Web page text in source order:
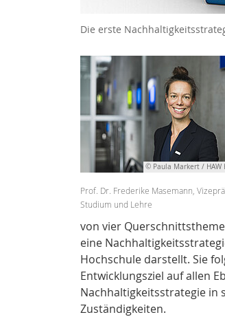
Die erste
© Paula Markert / HAW
Prof. Dr. Frederike Masemann,
Studium und Lehre
von vier
eine
Hochschule darstellt. Sie
Entwicklungsziel auf allen
Nachhaltigkeitsstrategie in
Zuständigkeiten.